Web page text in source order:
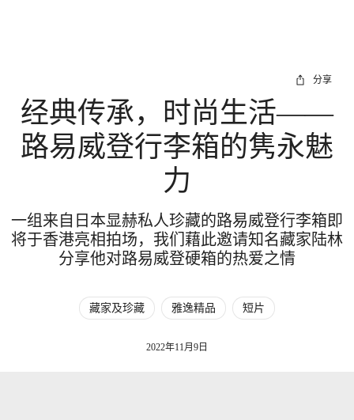
分享
经典传承，时尚生活——
路易威登行李箱的隽永魅
力
一组来自日本显赫私人珍藏的路易威登行李箱即
将于香港亮相拍场，我们藉此邀请知名藏家陆林
分享他对路易威登硬箱的热爱之情
藏家及珍藏 雅逸精品 短片
2022年11月9日